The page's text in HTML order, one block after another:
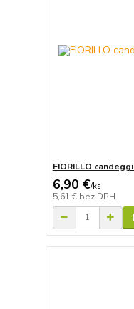
FIORILLO
6,90 €/ks
5,61 € bez DPH